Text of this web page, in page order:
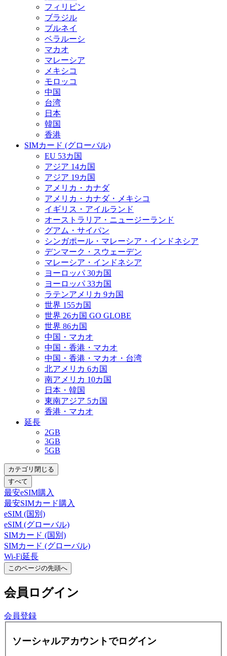
フィリピン
ブラジル
ブルネイ
ベラルーシ
マカオ
マレーシア
メキシコ
モロッコ
中国
台湾
日本
韓国
香港
SIMカード (グローバル)
EU 53カ国
アジア 14カ国
アジア 19カ国
アメリカ・カナダ
アメリカ・カナダ・メキシコ
イギリス・アイルランド
オーストラリア・ニュージーランド
グアム・サイパン
シンガポール・マレーシア・インドネシア
デンマーク・スウェーデン
マレーシア・インドネシア
ヨーロッパ 30カ国
ヨーロッパ 33カ国
ラテンアメリカ 9カ国
世界 155カ国
世界 26カ国 GO GLOBE
世界 86カ国
中国・マカオ
中国・香港・マカオ
中国・香港・マカオ・台湾
北アメリカ 6カ国
南アメリカ 10カ国
日本・韓国
東南アジア 5カ国
香港・マカオ
延長
2GB
3GB
5GB
カテゴリ閉じる
すべて
最安eSIM購入
最安SIMカード購入
eSIM (国別)
eSIM (グローバル)
SIMカード (国別)
SIMカード (グローバル)
Wi-Fi延長
このページの先頭へ
会員 ログイン
会員登録
ソーシャルアカウントでログイン